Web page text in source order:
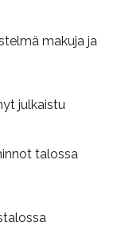
makuja ja
julkaistu
talossa